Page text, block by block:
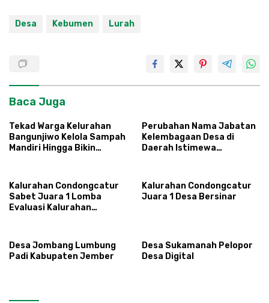
Desa Kebumen Lurah
Baca Juga
Tekad Warga Kelurahan
Bangunjiwo Kelola Sampah
Mandiri Hingga Bikin
Perubahan Nama Jabatan
Kelembagaan Desa di
Daerah Istimewa
Kalurahan Condongcatur
Sabet Juara 1 Lomba
Evaluasi Kalurahan
Kalurahan Condongcatur
Juara 1 Desa Bersinar
Desa Jombang Lumbung
Padi Kabupaten Jember
Desa Sukamanah Pelopor
Desa Digital